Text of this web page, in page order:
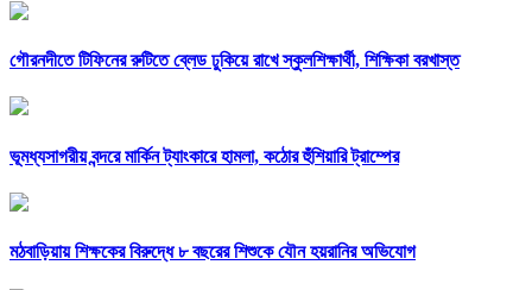
গৌরনদীতে টিফিনের রুটিতে ব্লেড ঢুকিয়ে রাখে স্কুলশিক্ষার্থী, শিক্ষিকা বরখাস্ত
ভূমধ্যসাগরীয় বন্দরে মার্কিন ট্যাংকারে হামলা, কঠোর হুঁশিয়ারি ট্রাম্পের
মঠবাড়িয়ায় শিক্ষকের বিরুদ্ধে ৮ বছরের শিশুকে যৌন হয়রানির অভিযোগ